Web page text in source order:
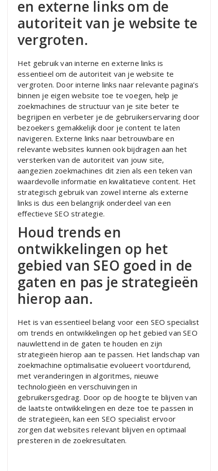
en externe links om de
autoriteit van je website te
vergroten.
Het gebruik van interne en externe links is
essentieel om de autoriteit van je website te
vergroten. Door interne links naar relevante pagina’s
binnen je eigen website toe te voegen, help je
zoekmachines de structuur van je site beter te
begrijpen en verbeter je de gebruikerservaring door
bezoekers gemakkelijk door je content te laten
navigeren. Externe links naar betrouwbare en
relevante websites kunnen ook bijdragen aan het
versterken van de autoriteit van jouw site,
aangezien zoekmachines dit zien als een teken van
waardevolle informatie en kwalitatieve content. Het
strategisch gebruik van zowel interne als externe
links is dus een belangrijk onderdeel van een
effectieve SEO strategie.
Houd trends en
ontwikkelingen op het
gebied van SEO goed in de
gaten en pas je strategieën
hierop aan.
Het is van essentieel belang voor een SEO specialist
om trends en ontwikkelingen op het gebied van SEO
nauwlettend in de gaten te houden en zijn
strategieën hierop aan te passen. Het landschap van
zoekmachine optimalisatie evolueert voortdurend,
met veranderingen in algoritmes, nieuwe
technologieën en verschuivingen in
gebruikersgedrag. Door op de hoogte te blijven van
de laatste ontwikkelingen en deze toe te passen in
de strategieën, kan een SEO specialist ervoor
zorgen dat websites relevant blijven en optimaal
presteren in de zoekresultaten.